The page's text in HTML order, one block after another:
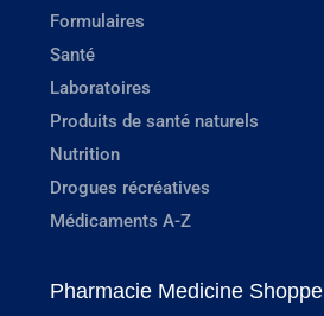
Formulaires
Santé
Laboratoires
Produits de santé naturels
Nutrition
Drogues récréatives
Médicaments A-Z
Pharmacie Medicine Shoppe